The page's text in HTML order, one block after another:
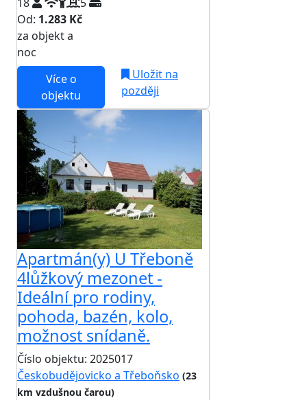
Od: 1.283 Kč
za objekt a
noc
Více o
objektu
Uložit na
později
Apartmán(y) U Třeboně
4lůžkový mezonet -
Ideální pro rodiny,
pohoda, bazén, kolo,
možnost snídaně.
Číslo objektu: 2025017
Českobudějovicko a Třeboňsko (23
km vzdušnou čarou)